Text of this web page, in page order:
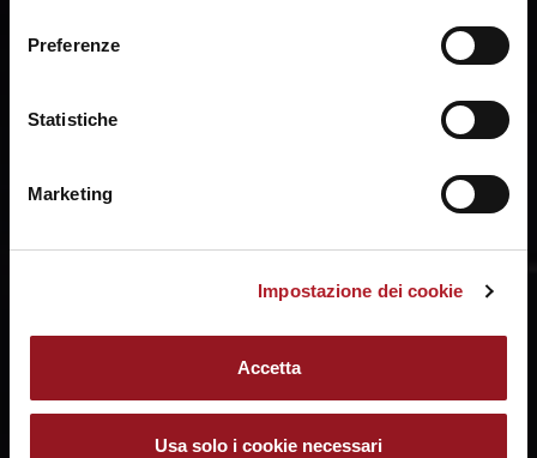
a fine pagina. Per ulteriori informazioni ti invitiamo a
prendere visione della
Preferenze
Statistiche
Marketing
Impostazione dei cookie
Accetta
Usa solo i cookie necessari